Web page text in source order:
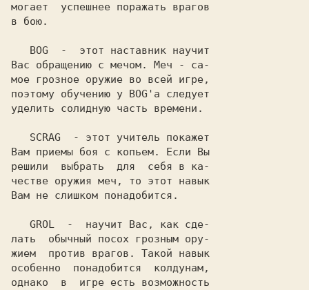
могает  успешнее поражать врагов
в бою.
BOG
  -  этот наставник научит
Вас обращению с мечом. Меч - са-
мое грозное оружие во всей игре,
поэтому обучению у BOG'а следует
уделить солидную часть времени.
SCRAG
  - этот учитель покажет
Вам приемы боя с копьем. Если Вы
решили  выбрать  для  себя в ка-
честве оружия меч, то этот навык
Вам не слишком понадобится.
GROL
  -  научит Вас, как сде-
лать  обычный посох грозным ору-
жием  против врагов. Такой навык
особенно  понадобится  колдунам,
однако  в  игре есть возможность